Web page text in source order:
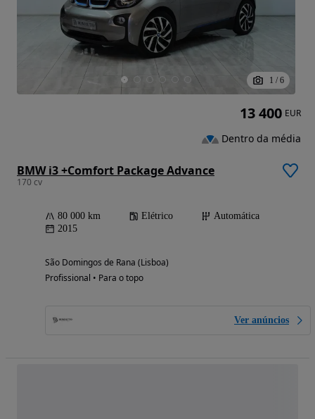
1 / 6
BMW i3 +Comfort Package Advance
170 cv
80 000 km Elétrico
Automática
2015
São Domingos de Rana (Lisboa)
Profissional • Para o topo
Ver anúncios
13 400 EUR
Dentro da média